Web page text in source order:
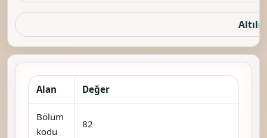
Altılı
Alan Değer
Bölüm
kodu
82